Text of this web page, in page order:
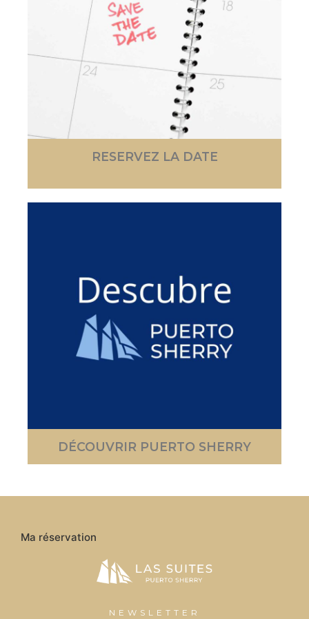
RESERVEZ LA DATE
DÉCOUVRIR PUERTO SHERRY
Ma réservation
NEWSLETTER